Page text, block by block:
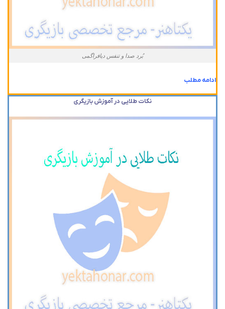
بُرد صدا و تنفس دیافراگمی
ادامه مطلب
نکات طلایی در آموزش بازیگری